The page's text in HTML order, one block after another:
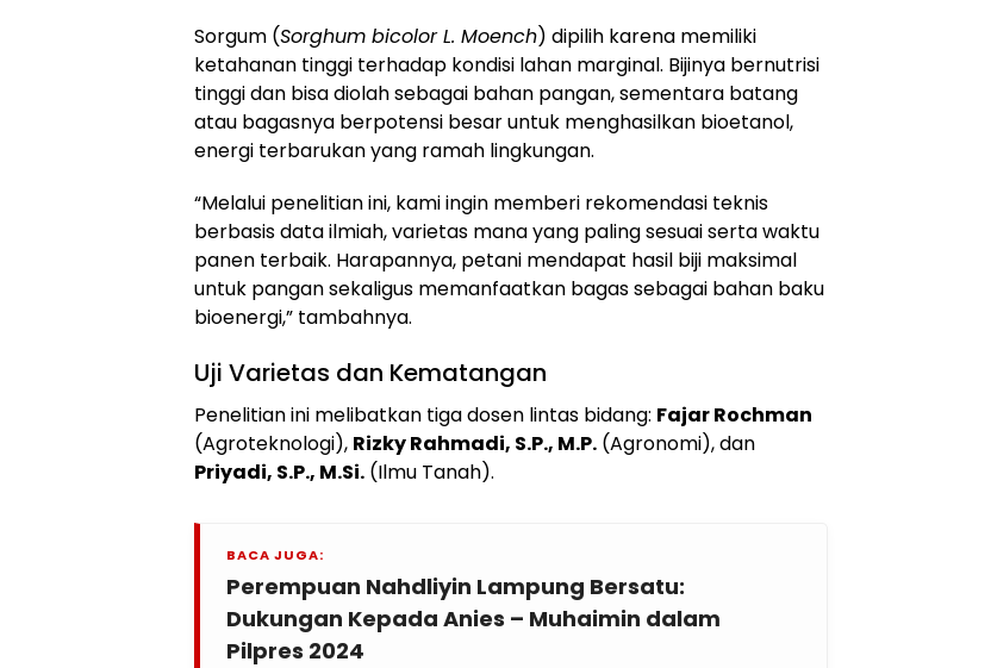
Sorgum (Sorghum bicolor L. Moench) dipilih karena memiliki
ketahanan tinggi terhadap kondisi lahan marginal. Bijinya bernutrisi
tinggi dan bisa diolah sebagai bahan pangan, sementara batang
atau bagasnya berpotensi besar untuk menghasilkan bioetanol,
energi terbarukan yang ramah lingkungan.
“Melalui penelitian ini, kami ingin memberi rekomendasi teknis
berbasis data ilmiah, varietas mana yang paling sesuai serta waktu
panen terbaik. Harapannya, petani mendapat hasil biji maksimal
untuk pangan sekaligus memanfaatkan bagas sebagai bahan baku
bioenergi,” tambahnya.
Uji Varietas dan Kematangan
Penelitian ini melibatkan tiga dosen lintas bidang: Fajar Rochman
(Agroteknologi), Rizky Rahmadi, S.P., M.P. (Agronomi), dan
Priyadi, S.P., M.Si. (Ilmu Tanah).
BACA JUGA:
Perempuan Nahdliyin Lampung Bersatu:
Dukungan Kepada Anies – Muhaimin dalam
Pilpres 2024